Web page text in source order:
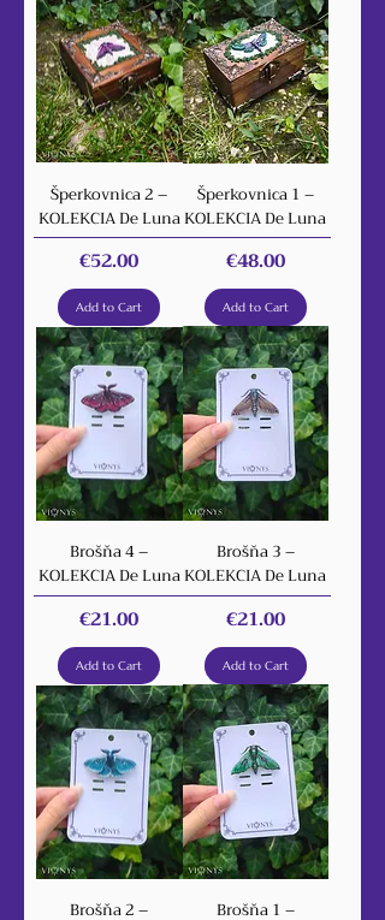
Šperkovnica 2 –
KOLEKCIA De Luna
Price
€52.00
Add to Cart
Šperkovnica 1 –
KOLEKCIA De Luna
Price
€48.00
Add to Cart
Brošňa 4 –
KOLEKCIA De Luna
Price
€21.00
Add to Cart
Brošňa 3 –
KOLEKCIA De Luna
Price
€21.00
Add to Cart
Brošňa 2 – Brošňa 1 –